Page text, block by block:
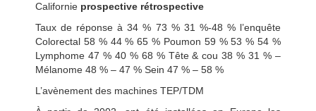
Californie prospective rétrospective
Taux de réponse à 34 % 73 % 31 %-48 % l’enquête
Colorectal 58 % 44 % 65 % Poumon 59 % 53 % 54 %
Lymphome 47 % 40 % 68 % Tête & cou 38 % 31 % –
Mélanome 48 % – 47 % Sein 47 % – 58 %
L’avènement des machines TEP/TDM